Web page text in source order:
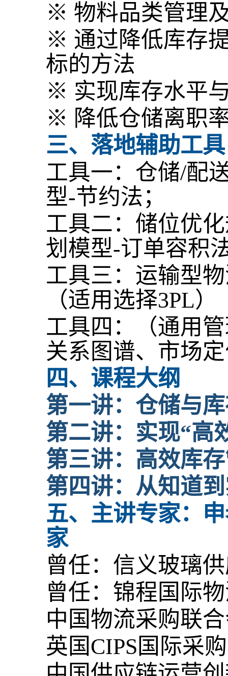
※ 物料品类管理
※ 通过降低库存
标的方法
※ 实现库存水平
※ 降低仓储离职
三、落地辅助工具
工具一：仓储/配
型-节约法；
工具二：储位优
划模型-订单容积
工具三：运输型
（适用选择3PL）
工具四：（通用
关系图谱、市场
四、课程大纲
第一讲：仓储与
第二讲：实现“高
第三讲：高效库
第四讲：从知道
五、主讲专家：
家
曾任：信义玻璃
曾任：锦程国际
中国物流采购联
英国CIPS国际采